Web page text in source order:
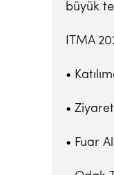
büyük
ITMA
•
•
• Fuar